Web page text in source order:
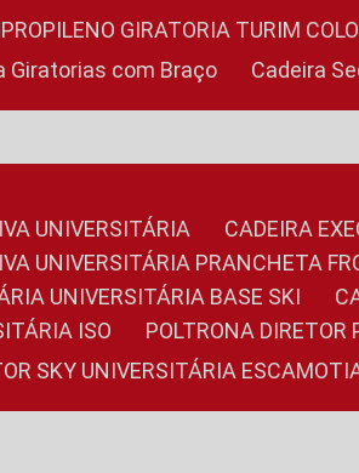
GIRATORIA TURIM
Giratorias com Braço
Cadeira
UNIVERSITÁRIA
CADEIRA
UNIVERSITÁRIA PRANCHETA
UNIVERSITÁRIA BASE SKI
ISO
POLTRONA
SKY UNIVERSITÁRIA